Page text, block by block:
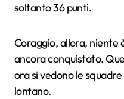
soltanto 36 punti.
Coraggio, allora, niente
ancora conquistato.
ora si vedono le
lontano.